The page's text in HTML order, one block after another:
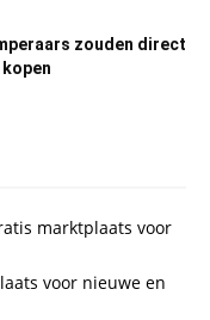
zouden direct
marktplaats voor
voor nieuwe en